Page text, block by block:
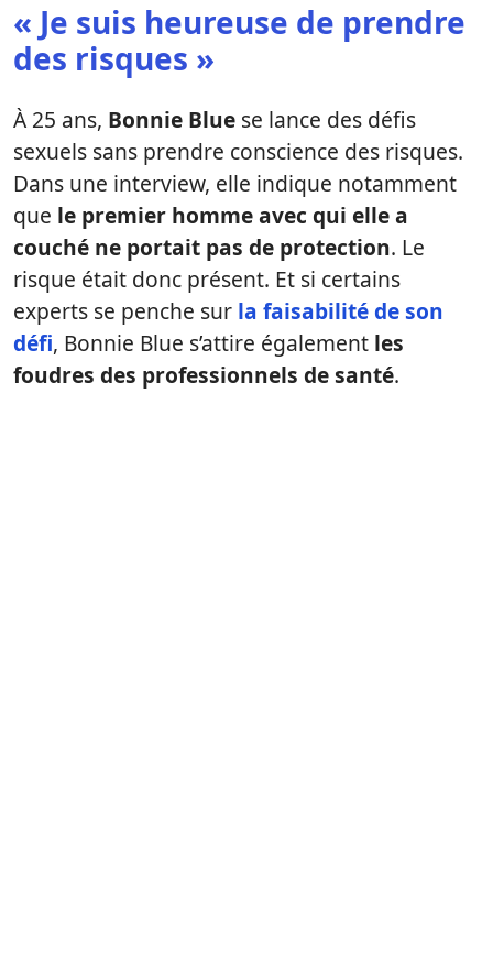
« Je suis heureuse de prendre
des risques »
À 25 ans, Bonnie Blue se lance des défis
sexuels sans prendre conscience des risques.
Dans une interview, elle indique notamment
que le premier homme avec qui elle a
couché ne portait pas de protection. Le
risque était donc présent. Et si certains
experts se penche sur la faisabilité de son
défi, Bonnie Blue s’attire également les
foudres des professionnels de santé.